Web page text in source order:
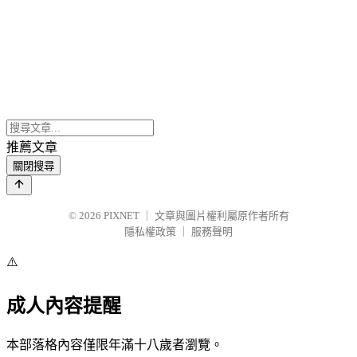
推薦文章
關閉搜尋
© 2026 PIXNET
文章與圖片權利屬原作者所有
隱私權政策
服務聲明
⚠️
成人內容提醒
本部落格內容僅限年滿十八歲者瀏覽。